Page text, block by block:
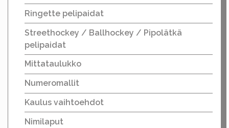
Ringette pelipaidat
Streethockey / Ballhockey / Pipolätkä
pelipaidat
Mittataulukko
Numeromallit
Kaulus vaihtoehdot
Nimilaput